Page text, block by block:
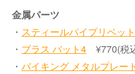
金属パーツ
・ スティールパイプリベット
・ ブラス バット4 ¥770(税
・ バイキング メタルプレート